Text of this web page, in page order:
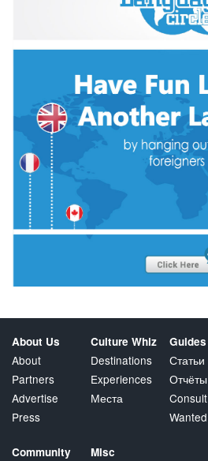
About Us
About
Partners
Advertise
Press
Culture Whiz
Destinations
Experiences
Места
Guides
Статьи
Отчёты
Consult
Wanted
Community Misc